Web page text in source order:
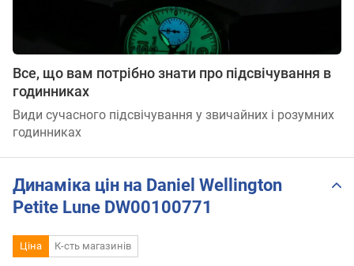
Все, що вам потрібно знати про підсвічування в
годинниках
Види сучасного підсвічування у звичайних і розумних
годинниках
Динаміка цін на Daniel Wellington
Petite Lune DW00100771
Ціна К-сть магазинів